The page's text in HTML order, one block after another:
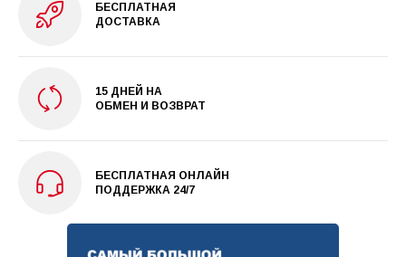
БЕСПЛАТНАЯ
ДОСТАВКА
15 ДНЕЙ НА
ОБМЕН И ВОЗВРАТ
БЕСПЛАТНАЯ ОНЛАЙН
ПОДДЕРЖКА 24/7